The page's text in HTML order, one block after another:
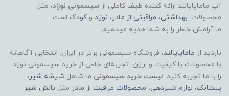
آپ ماماپاپالند ارائه کننده طیف کاملی از سیسمونی نوزاد، مثل
محصولات: بهداشتی، مراقبتی از مادر، نوزاد وکودک است.
ما آرامش خاطر را به شما هدیه میدهیم.
بازدید از ماماپاپالند، فروشگاه سیسمونی برتر در ایران. انتخابی آگاهانه
با محصولات با کیفیت و ارزان. تجربه‌ای خاص از خرید سیسمونی نوزاد
را با ما تجربه کنید. لیست خرید سیسمونی ما شامل شیشه شیر،
پستانک، لوازم شیردهی، محصولات مراقبت از مادر مثل بالش شیر